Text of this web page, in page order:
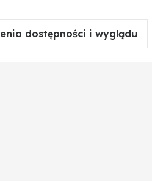
dostępności i wyglądu